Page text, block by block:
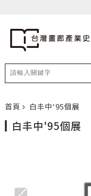
首頁 白丰中'95個展
白丰中'95個展